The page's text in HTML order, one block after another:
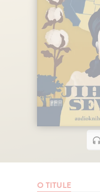
O TITULE